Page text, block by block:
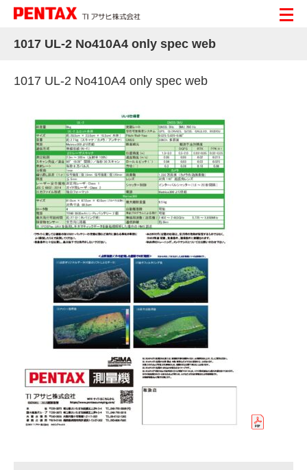
1017 UL-2 No410A4 only spec web
1017 UL-2 No410A4 only spec web